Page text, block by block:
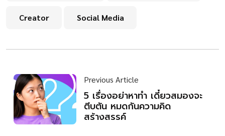
Creator Social Media
Previous Article
5 เรื่องอย่าหาทำ เดี๋ยวสมองจะ
ตีบตัน หมดกันความคิด
สร้างสรรค์